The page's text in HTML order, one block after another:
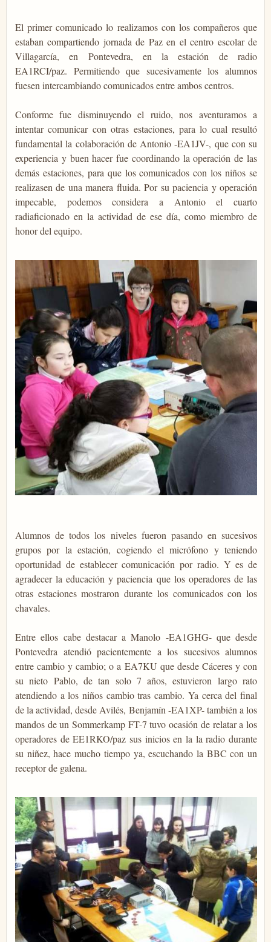
El primer comunicado lo realizamos con los compañeros que
estaban compartiendo jornada de Paz en el centro escolar de
Villagarcía, en Pontevedra, en la estación de radio
EA1RCI/paz. Permitiendo que sucesivamente los alumnos
fuesen intercambiando comunicados entre ambos centros.
Conforme fue disminuyendo el ruido, nos aventuramos a
intentar comunicar con otras estaciones, para lo cual resultó
fundamental la colaboración de Antonio -EA1JV-, que con su
experiencia y buen hacer fue coordinando la operación de las
demás estaciones, para que los comunicados con los niños se
realizasen de una manera fluida. Por su paciencia y operación
impecable, podemos considera a Antonio el cuarto
radiaficionado en la actividad de ese día, como miembro de
honor del equipo.
Alumnos de todos los niveles fueron pasando en sucesivos
grupos por la estación, cogiendo el micrófono y teniendo
oportunidad de establecer comunicación por radio. Y es de
agradecer la educación y paciencia que los operadores de las
otras estaciones mostraron durante los comunicados con los
chavales.
Entre ellos cabe destacar a Manolo -EA1GHG- que desde
Pontevedra atendió pacientemente a los sucesivos alumnos
entre cambio y cambio; o a EA7KU que desde Cáceres y con
su nieto Pablo, de tan solo 7 años, estuvieron largo rato
atendiendo a los niños cambio tras cambio. Ya cerca del final
de la actividad, desde Avilés, Benjamín -EA1XP- también a los
mandos de un Sommerkamp FT-7 tuvo ocasión de relatar a los
operadores de EE1RKO/paz sus inicios en la la radio durante
su niñez, hace mucho tiempo ya, escuchando la BBC con un
receptor de galena.